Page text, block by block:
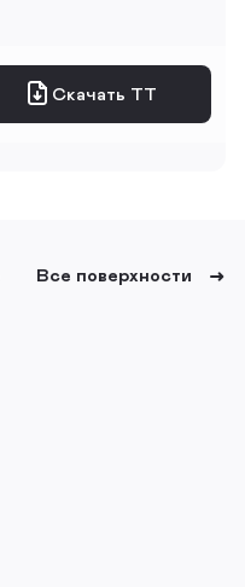
Скачать ТТ
Все поверхности